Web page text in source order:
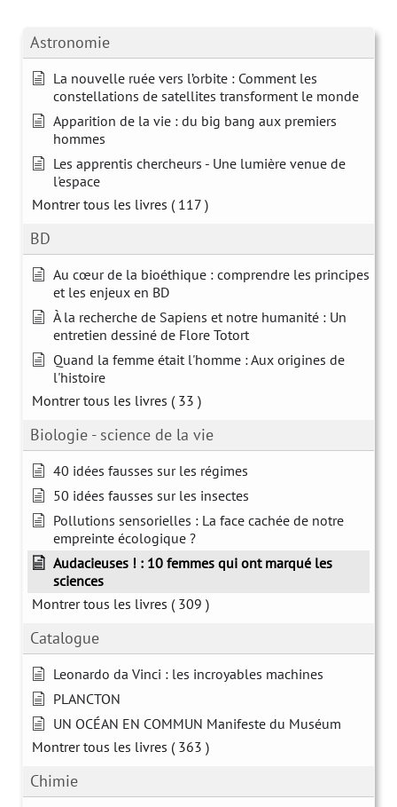
Astronomie
La nouvelle ruée vers l’orbite : Comment les
constellations de satellites transforment le monde
Apparition de la vie : du big bang aux premiers
hommes
Les apprentis chercheurs - Une lumière venue de
l'espace
Montrer tous les livres ( 117 )
BD
Au cœur de la bioéthique : comprendre les principes
et les enjeux en BD
À la recherche de Sapiens et notre humanité : Un
entretien dessiné de Flore Totort
Quand la femme était l'homme : Aux origines de
l'histoire
Montrer tous les livres ( 33 )
Biologie - science de la vie
40 idées fausses sur les régimes
50 idées fausses sur les insectes
Pollutions sensorielles : La face cachée de notre
empreinte écologique ?
Audacieuses ! : 10 femmes qui ont marqué les
sciences
Montrer tous les livres ( 309 )
Catalogue
Leonardo da Vinci : les incroyables machines
PLANCTON
UN OCÉAN EN COMMUN Manifeste du Muséum
Montrer tous les livres ( 363 )
Chimie